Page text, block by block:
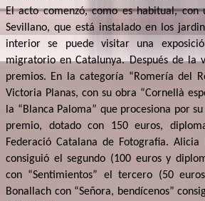
El acto comenzó, como es habitual,
Sevillano, que está instalado en los
interior se puede visitar una
migratorio en Catalunya. Después de la
premios. En la categoría “Romería del
Victoria Planas, con su obra “Cornellà
la “Blanca Paloma” que procesiona por
premio, dotado con 150 euros,
Federació Catalana de Fotografia. Alicia
consiguió el segundo (100 euros y
con “Sentimientos” el tercero (50
Bonallach con “Señora, bendícenos”